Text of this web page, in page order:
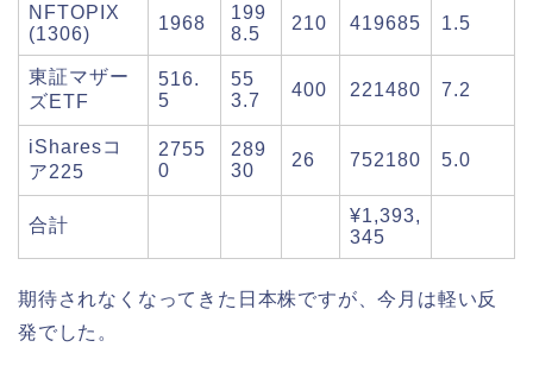
NFTOPIX
(1306)
1968
199
8.5
210 419685 1.5
東証マザー
ズETF
516.
5
55
3.7
400 221480 7.2
iSharesコ
ア225
2755
0
289
30
26 752180 5.0
合計
¥1,393,
345
期待されなくなってきた日本株ですが、今月は軽い反
発でした。